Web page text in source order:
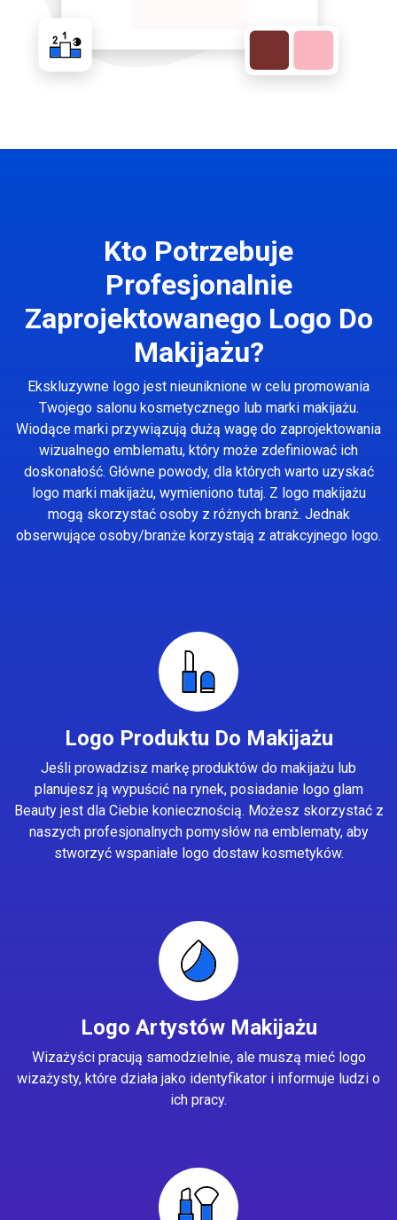
Kto Potrzebuje
Profesjonalnie
Zaprojektowanego Logo Do
Makijażu?
Ekskluzywne logo jest nieuniknione w celu promowania
Twojego salonu kosmetycznego lub marki makijażu.
Wiodące marki przywiązują dużą wagę do zaprojektowania
wizualnego emblematu, który może zdefiniować ich
doskonałość. Główne powody, dla których warto uzyskać
logo marki makijażu, wymieniono tutaj. Z logo makijażu
mogą skorzystać osoby z różnych branż. Jednak
obserwujące osoby/branże korzystają z atrakcyjnego logo.
Logo Produktu Do Makijażu
Jeśli prowadzisz markę produktów do makijażu lub
planujesz ją wypuścić na rynek, posiadanie logo glam
Beauty jest dla Ciebie koniecznością. Możesz skorzystać z
naszych profesjonalnych pomysłów na emblematy, aby
stworzyć wspaniałe logo dostaw kosmetyków.
Logo Artystów Makijażu
Wizażyści pracują samodzielnie, ale muszą mieć logo
wizażysty, które działa jako identyfikator i informuje ludzi o
ich pracy.